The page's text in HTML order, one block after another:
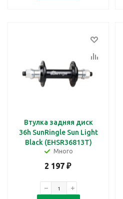
Втулка задняя диск
36h SunRingle Sun Light
Black (EHSR36813T)
Много
2 197₽